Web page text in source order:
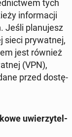
tych
in­for­ma­cji
Jeśli pla­nu­jesz
sieci pry­wat­nej,
jest również
(VPN),
przed do­stę­
uwie­rzy­tel­